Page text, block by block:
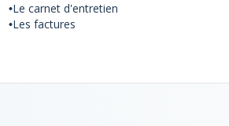
Le carnet d'entretien
Les factures